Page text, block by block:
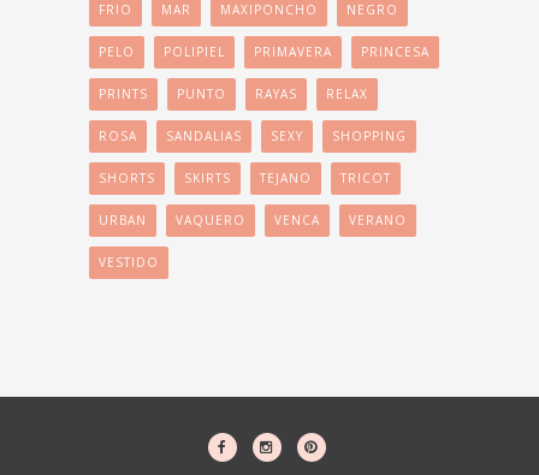
FRIO MAR MAXIPONCHO NEGRO
PELO POLIPIEL PRIMAVERA PRINCESA
PRINTS PUNTO RAYAS RELAX
ROSA SANDALIAS SEXY SHOPPING
SHORTS SKIRTS TEJANO TRICOT
URBAN VAQUERO VENCA VERANO
VESTIDO